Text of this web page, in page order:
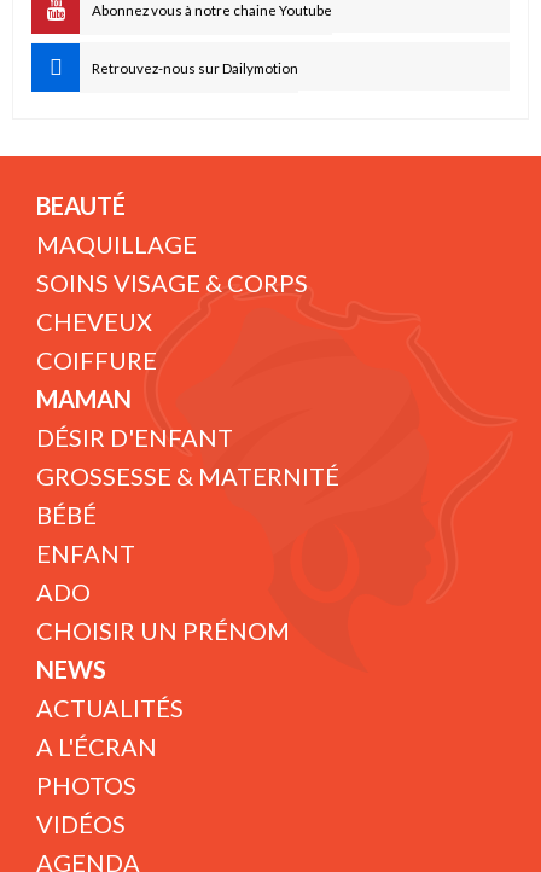
Abonnez vous à notre chaine Youtube
Retrouvez-nous sur Dailymotion
BEAUTÉ
MAQUILLAGE
SOINS VISAGE & CORPS
CHEVEUX
COIFFURE
MAMAN
DÉSIR D'ENFANT
GROSSESSE & MATERNITÉ
BÉBÉ
ENFANT
ADO
CHOISIR UN PRÉNOM
NEWS
ACTUALITÉS
A L'ÉCRAN
PHOTOS
VIDÉOS
AGENDA